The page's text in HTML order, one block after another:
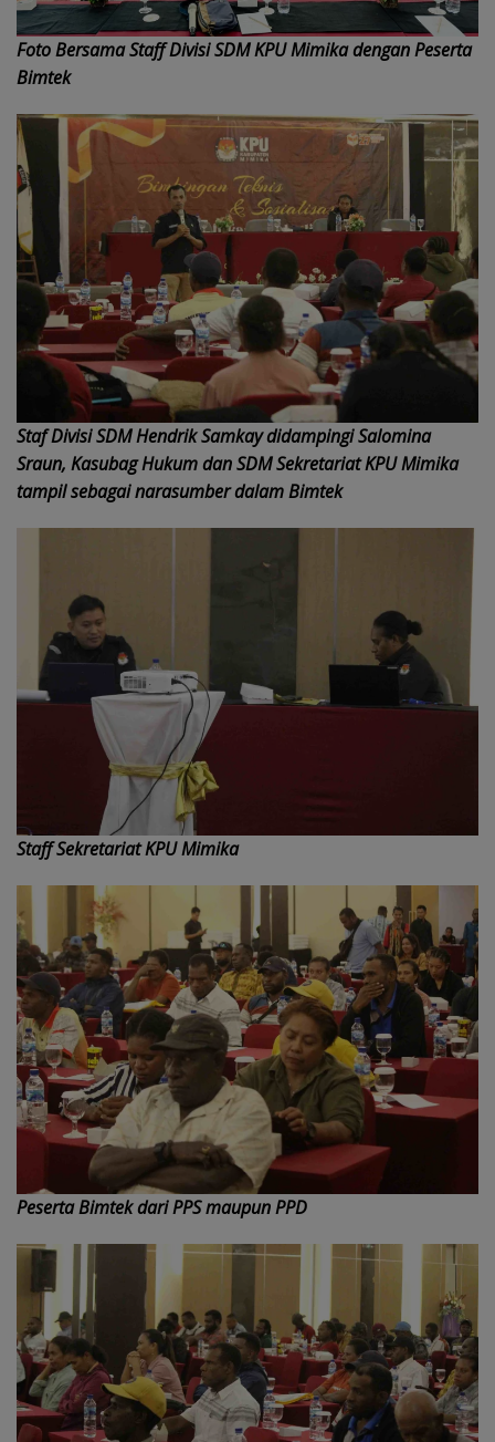
Foto Bersama Staff Divisi SDM KPU Mimika dengan Peserta
Bimtek
Staf Divisi SDM Hendrik Samkay didampingi Salomina
Sraun, Kasubag Hukum dan SDM Sekretariat KPU Mimika
tampil sebagai narasumber dalam Bimtek
Staff Sekretariat KPU Mimika
Peserta Bimtek dari PPS maupun PPD